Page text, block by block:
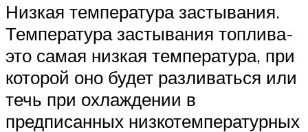
Низкая температура застывания.
Температура застывания топлива-
это самая низкая температура, при
которой оно будет разливаться или
течь при охлаждении в
предписанных низкотемпературных